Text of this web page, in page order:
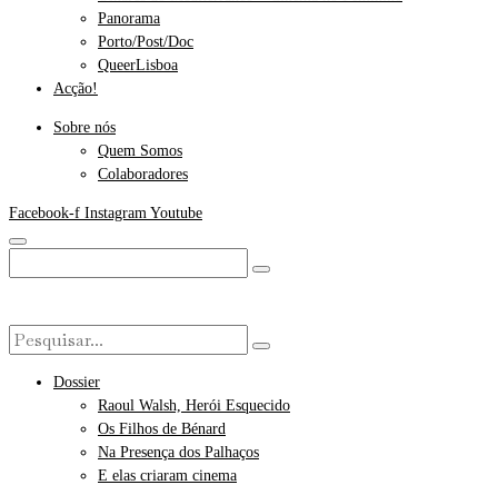
Panorama
Porto/Post/Doc
QueerLisboa
Acção!
Sobre nós
Quem Somos
Colaboradores
Facebook-f Instagram Youtube
Dossier
Raoul Walsh, Herói Esquecido
Os Filhos de Bénard
Na Presença dos Palhaços
E elas criaram cinema